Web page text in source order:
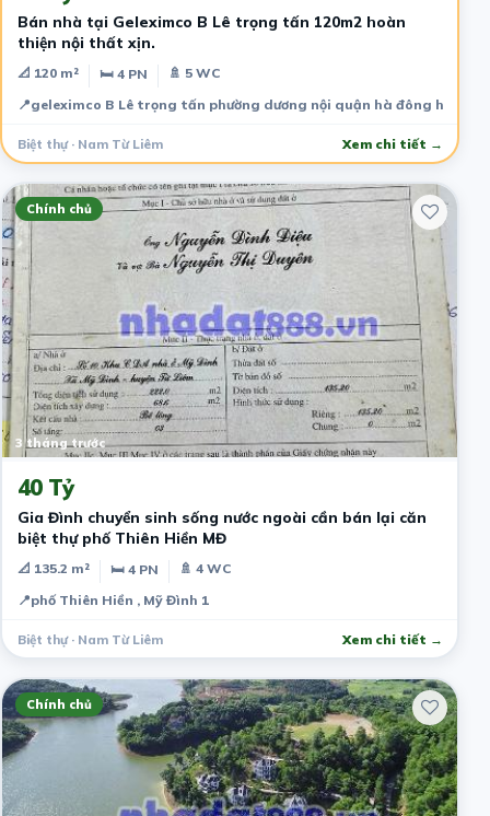
Bán nhà tại Geleximco B Lê trọng tấn 120m2 hoàn
thiện nội thất xịn.
📐 120 m² 🛏 4 PN
🚿 5 WC
📍geleximco B Lê trọng tấn phường dương nội quận hà đông hà nội
Biệt thự · Nam Từ Liêm Xem chi tiết →
Chính chủ
3 tháng trước
40 Tỷ
Gia Đình chuyển sinh sống nước ngoài cần bán lại căn
biệt thự phố Thiên Hiền MĐ
📐 135.2 m² 🛏 4 PN
🚿 4 WC
📍phố Thiên Hiền , Mỹ Đình 1
Biệt thự · Nam Từ Liêm Xem chi tiết →
Chính chủ